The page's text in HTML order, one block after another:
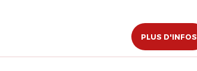
PLUS D'INFOS